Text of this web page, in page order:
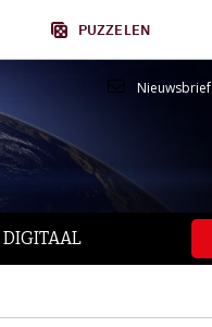
PUZZELEN
Nieuwsbrief
DIGITAAL